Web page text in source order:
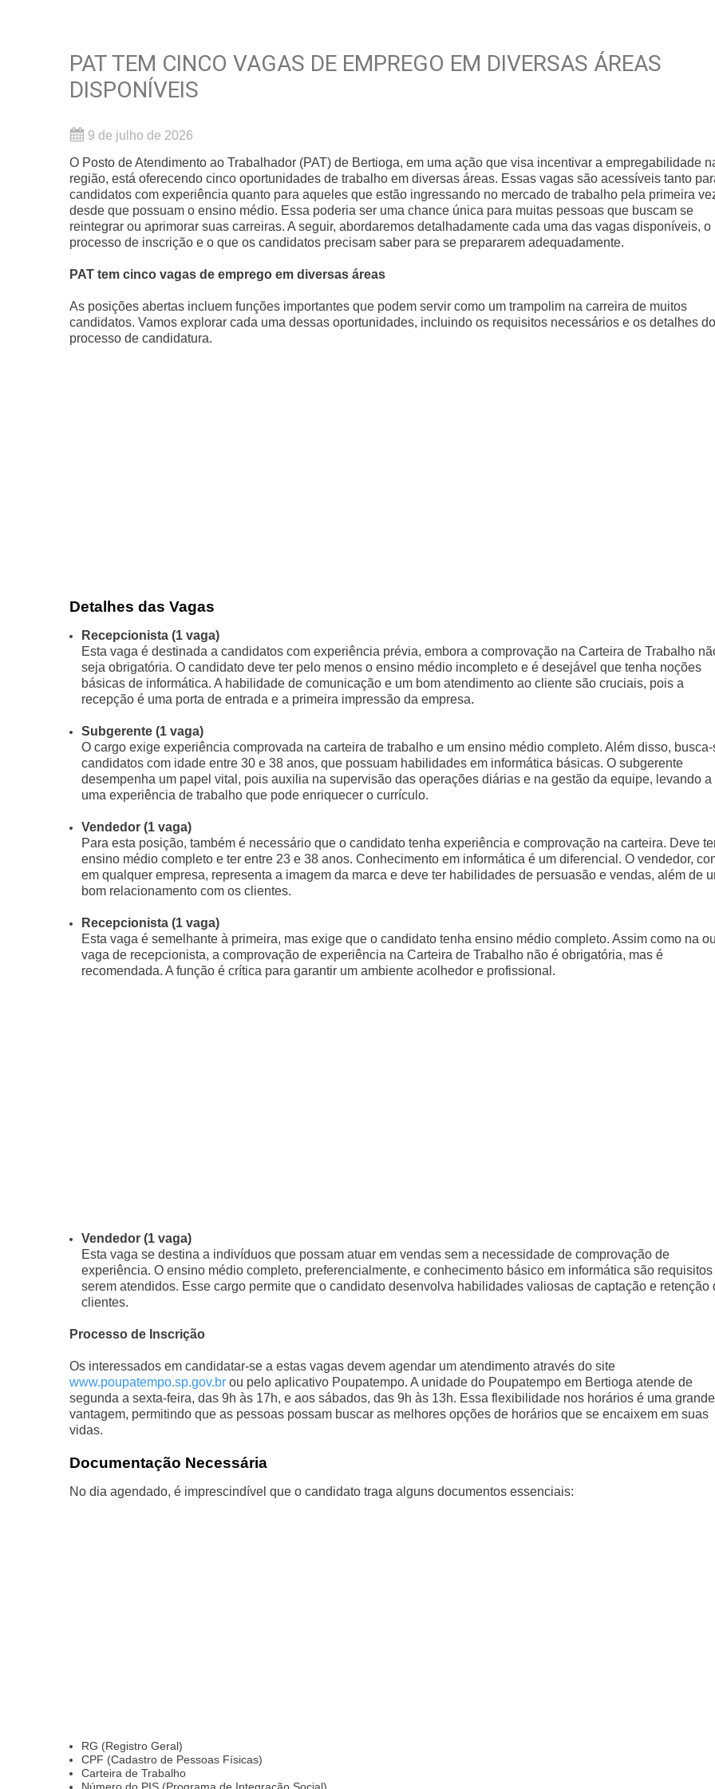
PAT TEM CINCO VAGAS DE EMPREGO EM DIVERSAS ÁREAS
DISPONÍVEIS
9 de julho de 2026
O Posto de Atendimento ao Trabalhador (PAT) de Bertioga, em uma ação que visa incentivar a empregabilidade
região, está oferecendo cinco oportunidades de trabalho em diversas áreas. Essas vagas são acessíveis tanto
candidatos com experiência quanto para aqueles que estão ingressando no mercado de trabalho pela primeira
desde que possuam o ensino médio. Essa poderia ser uma chance única para muitas pessoas que buscam se
reintegrar ou aprimorar suas carreiras. A seguir, abordaremos detalhadamente cada uma das vagas disponíveis, o
processo de inscrição e o que os candidatos precisam saber para se prepararem adequadamente.
PAT tem cinco vagas de emprego em diversas áreas
As posições abertas incluem funções importantes que podem servir como um trampolim na carreira de muitos
candidatos. Vamos explorar cada uma dessas oportunidades, incluindo os requisitos necessários e os detalhes do
processo de candidatura.
Detalhes das Vagas
Recepcionista (1 vaga)
Esta vaga é destinada a candidatos com experiência prévia, embora a comprovação na Carteira de Trabalho
seja obrigatória. O candidato deve ter pelo menos o ensino médio incompleto e é desejável que tenha noções
básicas de informática. A habilidade de comunicação e um bom atendimento ao cliente são cruciais, pois a
recepção é uma porta de entrada e a primeira impressão da empresa.
Subgerente (1 vaga)
O cargo exige experiência comprovada na carteira de trabalho e um ensino médio completo. Além disso,
candidatos com idade entre 30 e 38 anos, que possuam habilidades em informática básicas. O subgerente
desempenha um papel vital, pois auxilia na supervisão das operações diárias e na gestão da equipe, levando a
uma experiência de trabalho que pode enriquecer o currículo.
Vendedor (1 vaga)
Para esta posição, também é necessário que o candidato tenha experiência e comprovação na carteira. Deve
ensino médio completo e ter entre 23 e 38 anos. Conhecimento em informática é um diferencial. O vendedor,
em qualquer empresa, representa a imagem da marca e deve ter habilidades de persuasão e vendas, além de
bom relacionamento com os clientes.
Recepcionista (1 vaga)
Esta vaga é semelhante à primeira, mas exige que o candidato tenha ensino médio completo. Assim como na
vaga de recepcionista, a comprovação de experiência na Carteira de Trabalho não é obrigatória, mas é
recomendada. A função é crítica para garantir um ambiente acolhedor e profissional.
Vendedor (1 vaga)
Esta vaga se destina a indivíduos que possam atuar em vendas sem a necessidade de comprovação de
experiência. O ensino médio completo, preferencialmente, e conhecimento básico em informática são requisitos
serem atendidos. Esse cargo permite que o candidato desenvolva habilidades valiosas de captação e retenção
clientes.
Processo de Inscrição
Os interessados em candidatar-se a estas vagas devem agendar um atendimento através do site
www.poupatempo.sp.gov.br ou pelo aplicativo Poupatempo. A unidade do Poupatempo em Bertioga atende de
segunda a sexta-feira, das 9h às 17h, e aos sábados, das 9h às 13h. Essa flexibilidade nos horários é uma grande
vantagem, permitindo que as pessoas possam buscar as melhores opções de horários que se encaixem em suas
vidas.
Documentação Necessária
No dia agendado, é imprescindível que o candidato traga alguns documentos essenciais:
RG (Registro Geral)
CPF (Cadastro de Pessoas Físicas)
Carteira de Trabalho